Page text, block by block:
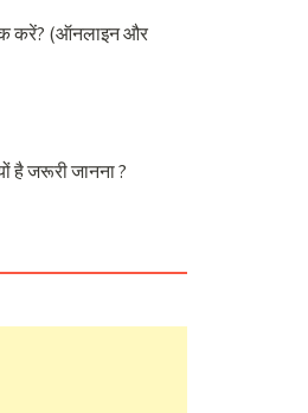
करें? (ऑनलाइन और
है जरूरी जानना ?